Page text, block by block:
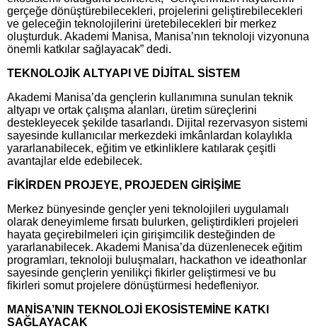
gerçeğe dönüştürebilecekleri, projelerini geliştirebilecekleri
ve geleceğin teknolojilerini üretebilecekleri bir merkez
oluşturduk. Akademi Manisa, Manisa’nın teknoloji vizyonuna
önemli katkılar sağlayacak” dedi.
TEKNOLOJİK ALTYAPI VE DİJİTAL SİSTEM
Akademi Manisa’da gençlerin kullanımına sunulan teknik
altyapı ve ortak çalışma alanları, üretim süreçlerini
destekleyecek şekilde tasarlandı. Dijital rezervasyon sistemi
sayesinde kullanıcılar merkezdeki imkânlardan kolaylıkla
yararlanabilecek, eğitim ve etkinliklere katılarak çeşitli
avantajlar elde edebilecek.
FİKİRDEN PROJEYE, PROJEDEN GİRİŞİME
Merkez bünyesinde gençler yeni teknolojileri uygulamalı
olarak deneyimleme fırsatı bulurken, geliştirdikleri projeleri
hayata geçirebilmeleri için girişimcilik desteğinden de
yararlanabilecek. Akademi Manisa’da düzenlenecek eğitim
programları, teknoloji buluşmaları, hackathon ve ideathonlar
sayesinde gençlerin yenilikçi fikirler geliştirmesi ve bu
fikirleri somut projelere dönüştürmesi hedefleniyor.
MANİSA’NIN TEKNOLOJİ EKOSİSTEMİNE KATKI
SAĞLAYACAK